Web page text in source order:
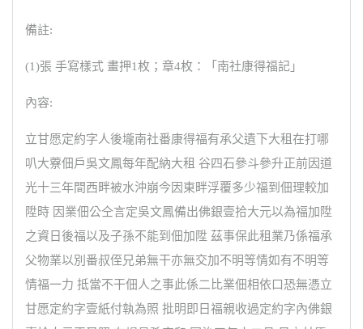
備註:
(1)張 手寫樣式 畫押1枚；章4枚：「南社康得福記」
內容:
立甘愿定約字人後壠南社番康得福有承父遺下大租在打哪
叭大藔佃戶吳文鳳每年配納大租 谷四石參斗參升正前因道
光十三年間西畔被水沖崩今因東畔浮覆多少福到佃理較加
陞時 因業佃公仝言定吳文鳳備出佛銀壹拾大元以為福加陞
之資日後福以及子孫不能到佃加陞 茲事保此租業乃係福承
父物業以別番叔侄兄弟無干亦無交加不明等情如有不明等
情福一力 抵當不干佃人之事此係二比業佃相依口恐無憑立
甘愿定約字壹紙付執為照 批明即日福親收過定約字內佛銀